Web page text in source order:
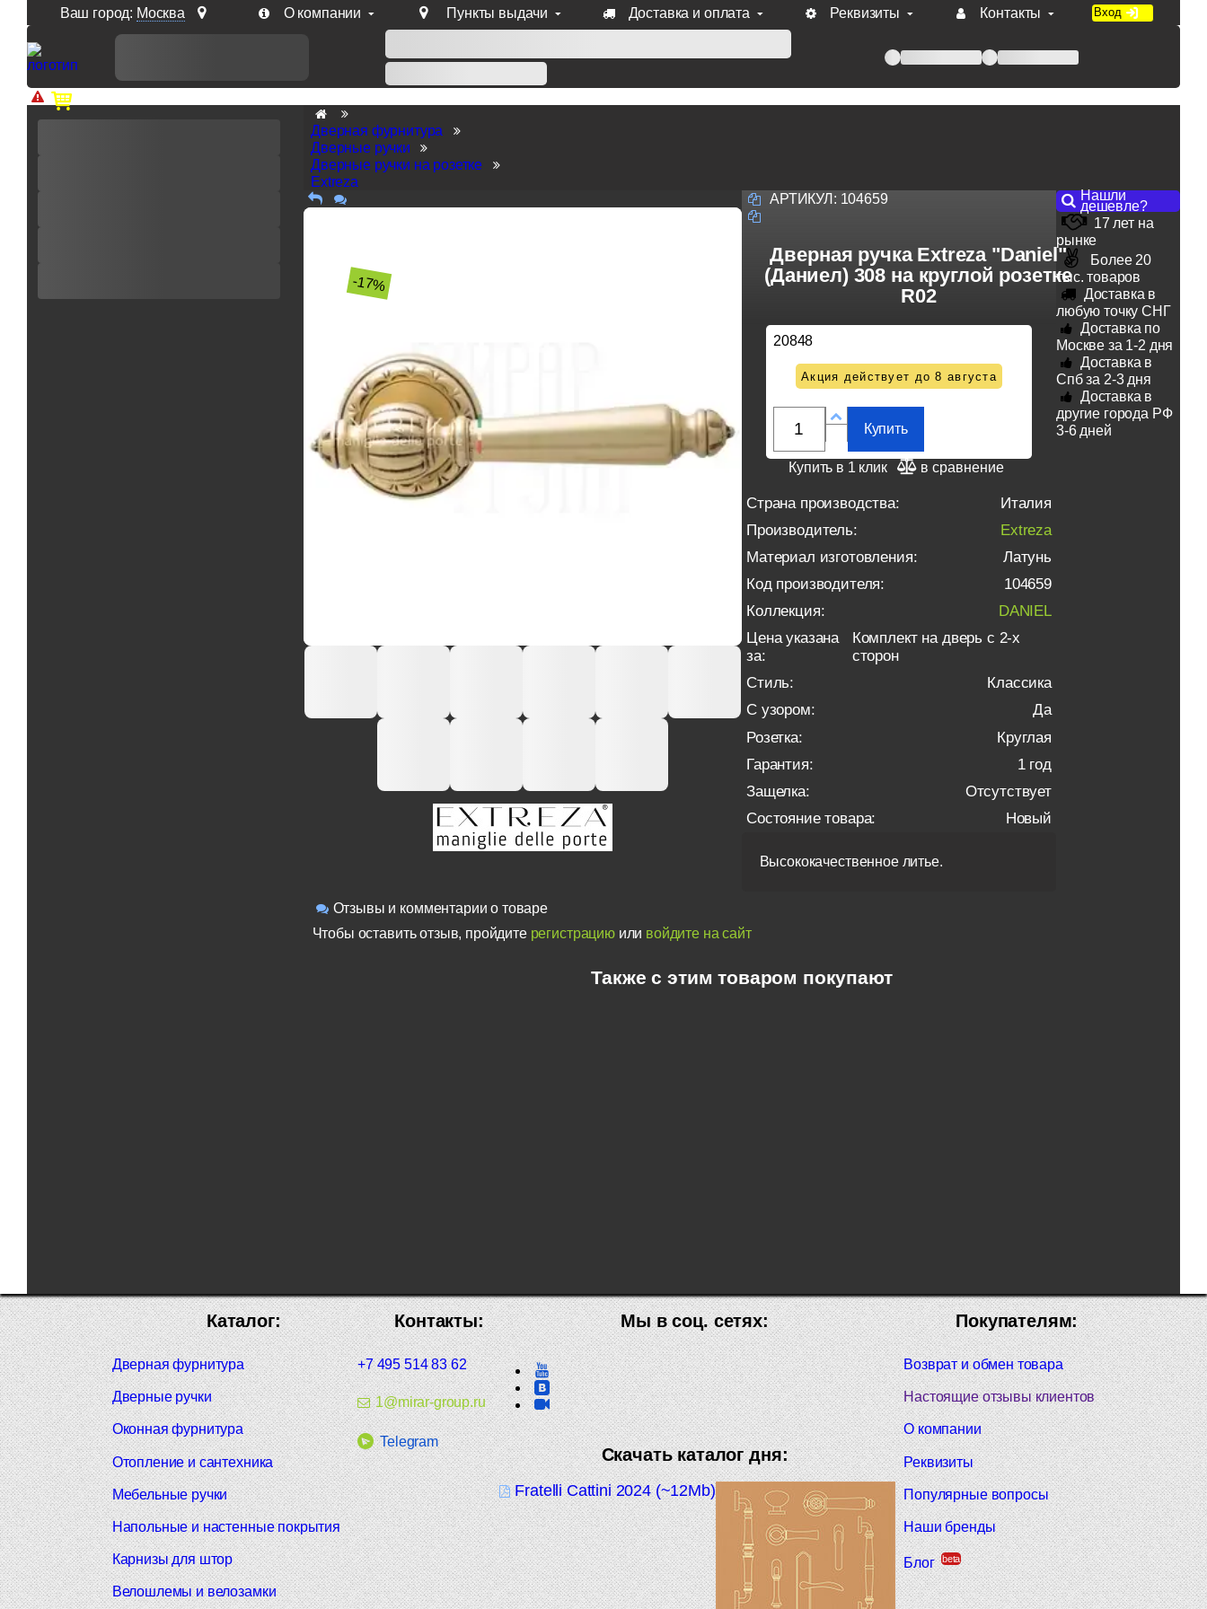
Ваш город: Москва О компании Пункты выдачи Доставка и оплата Реквизиты Контакты Вход
Доп. скидка от цен на сайте 7% при заказе от 50 тыс. руб продукции Venezia, Fratelli, Tupai, Extreza, Melodia, Forme при оплате по счету.
Дверная фурнитура
Дверные ручки
Дверные ручки на розетке
Extreza
-17%
АРТИКУЛ: 104659
Дверная ручка Extreza "Daniel"
(Даниел) 308 на круглой розетке
R02
20848
Акция действует до 8 августа
Купить
Купить в 1 клик в сравнение
Страна производства:
Италия
Производитель:
Extreza
Материал изготовления:
Латунь
Код производителя:
104659
Коллекция:
DANIEL
Цена указана
за:
Комплект на дверь с 2-х
сторон
Стиль:
Классика
С узором:
Да
Розетка:
Круглая
Гарантия:
1 год
Защелка:
Отсутствует
Состояние товара:
Новый
Высококачественное литье.
Нашли
дешевле?
17 лет на
рынке
Более 20
тыс. товаров
Доставка в
любую точку СНГ
Доставка по
Москве за 1-2 дня
Доставка в
Спб за 2-3 дня
Доставка в
другие города РФ
3-6 дней
Отзывы и комментарии о товаре
Чтобы оставить отзыв, пройдите регистрациюили войдите на сайт
Также с этим товаром покупают
Покупателям:
Возврат и обмен товара
Настоящие отзывы клиентов
О компании
Реквизиты
Популярные вопросы
Наши бренды
Блог beta
Мы в соц. сетях:
Скачать каталог дня:
Fratelli Cattini 2024 (~12Mb)
Контакты:
+7 495 514 83 62
1@mirar-group.ru
Telegram
Каталог:
Дверная фурнитура
Дверные ручки
Оконная фурнитура
Отопление и сантехника
Мебельные ручки
Напольные и настенные покрытия
Карнизы для штор
Велошлемы и велозамки